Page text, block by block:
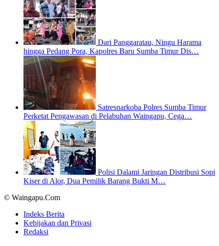
Dari Panggaratau, Ningu Harama
hingga Pedang Pora, Kapolres Baru Sumba Timur Dis…
Satresnarkoba Polres Sumba Timur
Perketat Pengawasan di Pelabuhan Waingapu, Cega…
Polisi Dalami Jaringan Distribusi Sopi
Kiser di Alor, Dua Pemilik Barang Bukti M…
© Waingapu.Com
Indeks Berita
Kebijakan dan Privasi
Redaksi